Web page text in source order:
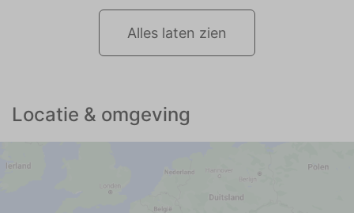
Alles laten zien
Locatie & omgeving